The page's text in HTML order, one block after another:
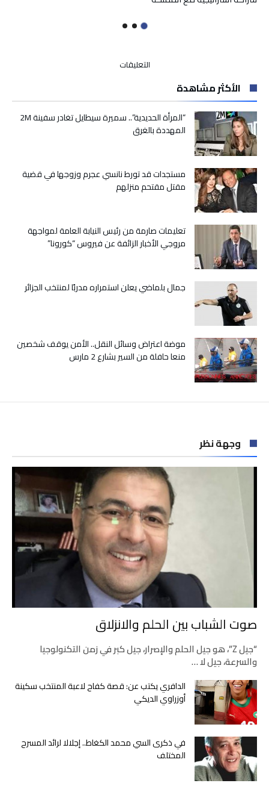
التعليقات
خاص
بالوكالات
الجهوية
في
البوادي
الأكثر مشاهدة
“المرأة الحديدية”.. سميرة سيطايل تغادر سفينة 2M
المهددة بالغرق
مستجدات قد تورط نانسي عجرم وزوجها في قضية
مقتل مقتحم منزلهم
تعليمات صارمة من رئيس النيابة العامة لمواجهة
مروجي الأخبار الزائفة عن فيروس “كورونا”
جمال بلماضي يعلن استمراره مدربًا لمنتخب الجزائر
موضة اعتراض وسائل النقل.. الأمن يوقف شخصين
منعا حافلة من السير بشارع 2 مارس
وجهة نظر
صوت الشباب بين الحلم والانزلاق
“جيل Z”، هو جيل الحلم والإصرار، جيل كبر في زمن التكنولوجيا
والسرعة، جيل لا …
الدافري يكتب عن: قصة كفاح لاعبة المنتخب سكينة
أوزراوي الديكي
في ذكرى السي محمد الكغاط.. إجلالا لرائد المسرح
المختلف